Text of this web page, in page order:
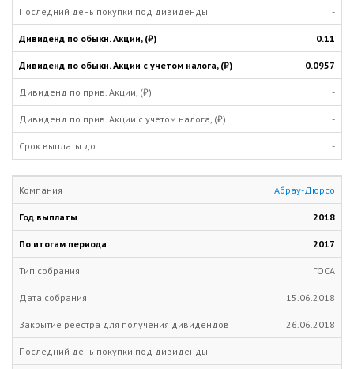
-
0.11
0.0957
-
-
-
Абрау-Дюрсо
2018
2017
ГОСА
15.06.2018
26.06.2018
-